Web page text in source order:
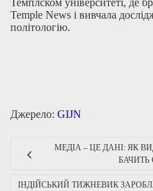
Temple News і вивчала
політологію.
Джерело: GIJN
МЕДІА – ЦЕ ДАНІ: ЯК
БАЧИТЬ
ІНДІЙСЬКИЙ ТИЖНЕВИК